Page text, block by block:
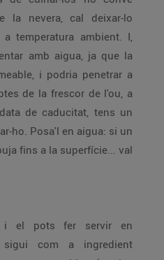
la nevera, cal deixar-lo
temperatura ambient. I,
amb aigua, ja que la
i podria penetrar a
de la frescor de l'ou, a
de caducitat, tens un
ho. Posa'l en aigua: si un
fins a la superfície... val
i el pots fer servir en
sigui com a ingredient